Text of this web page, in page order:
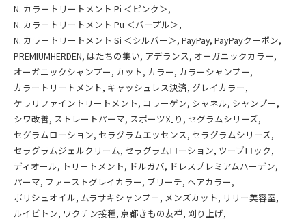
N. カラートリートメント Pi ＜ピンク＞
N. カラートリートメント Pu ＜パープル＞
N. カラートリートメント Si ＜シルバー＞ PayPay PayPayクーポン
PREMIUMHERDEN はたちの集い アデランス オーガニックカラー
オーガニックシャンプー カット カラー カラーシャンプー
カラートリートメント キャッシュレス決済 グレイカラー
ケラリファイントリートメント コラーゲン シャネル シャンプー
シワ改善 ストレートパーマ スポーツ刈り セグラムシリーズ
セグラムローション セラグラムエッセンス セラグラムシリーズ
セラグラムジェルクリーム セラグラムローション ツーブロック
ディオール
トリートメント ドルガバ ドレスプレミアムハーデン
パーマ ファーストグレイカラー ブリーチ ヘアカラー
ポリシュオイル ムラサキシャンプー メンズカット
リリー美容室
ルイビトン ワクチン接種 京都きもの友禅 刈り上げ